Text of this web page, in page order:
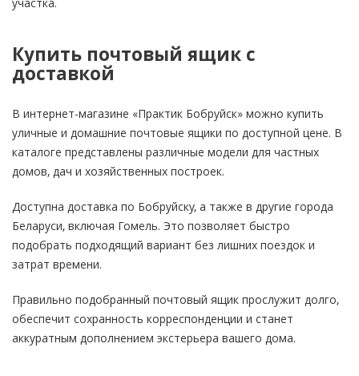
Купить почтовый ящик с
доставкой
В интернет-магазине «Практик Бобруйск» можно купить
уличные и домашние почтовые ящики по доступной цене. В
каталоге представлены различные модели для частных
домов, дач и хозяйственных построек.
Доступна доставка по Бобруйску, а также в другие города
Беларуси, включая Гомель. Это позволяет быстро
подобрать подходящий вариант без лишних поездок и
затрат времени.
Правильно подобранный почтовый ящик прослужит долго,
обеспечит сохранность корреспонденции и станет
аккуратным дополнением экстерьера вашего дома.